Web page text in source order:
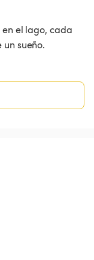
el lago, cada